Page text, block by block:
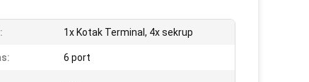
1x Kotak Terminal, 4x sekrup
6 port